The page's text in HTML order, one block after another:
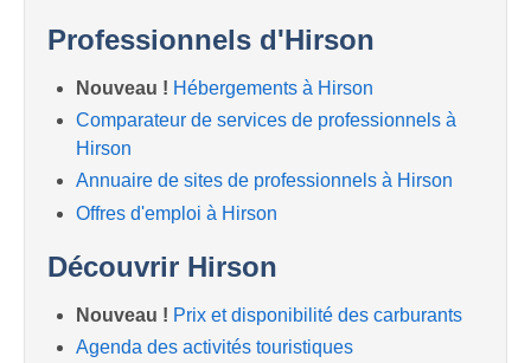
Professionnels d'Hirson
Nouveau ! Hébergements à Hirson
Comparateur de services de professionnels à
Hirson
Annuaire de sites de professionnels à Hirson
Offres d'emploi à Hirson
Découvrir Hirson
Nouveau ! Prix et disponibilité des carburants
Agenda des activités touristiques